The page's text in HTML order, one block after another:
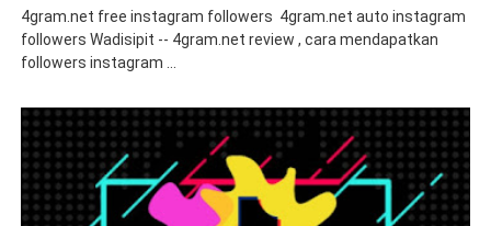
4gram.net free instagram followers 4gram.net auto instagram
followers Wadisipit -- 4gram.net review , cara mendapatkan
followers instagram ...